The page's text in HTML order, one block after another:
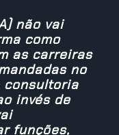
não vai
como
as carreiras
no
consultoria
invés de
funções,